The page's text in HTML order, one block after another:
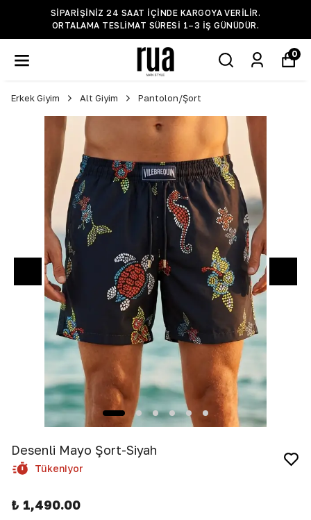
SIPARIŞINIZ 24 SAAT IÇINDE KARGOYA VERILIR.
ORTALAMA TESLIMAT SÜRESI 1–3 IŞ GÜNÜDÜR.
0
Erkek Giyim Alt Giyim Pantolon/Şort
Desenli Mayo Şort-Siyah
Tükeniyor
₺ 1,490.00